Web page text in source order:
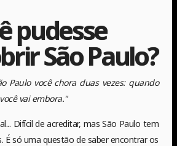
pudesse
São Paulo?
Paulo você chora duas vezes: quando
vai embora."
Difícil de acreditar, mas São Paulo tem
É só uma questão de saber encontrar os